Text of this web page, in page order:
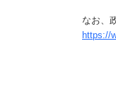
なお、
https://